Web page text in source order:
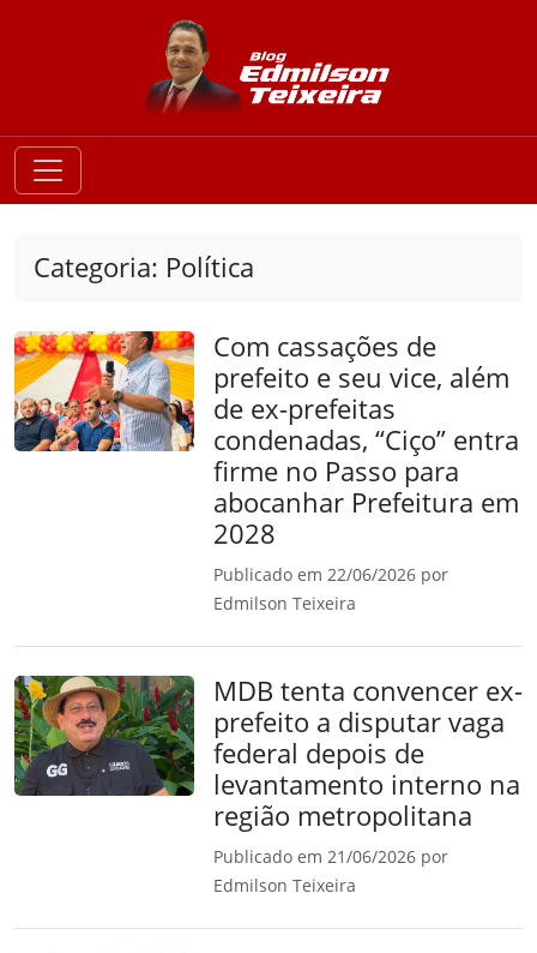
Categoria: Política
Com cassações de
prefeito e seu vice, além
de ex-prefeitas
condenadas, “Ciço” entra
firme no Passo para
abocanhar Prefeitura em
2028
Publicado em 22/06/2026 por
Edmilson Teixeira
MDB tenta convencer ex-
prefeito a disputar vaga
federal depois de
levantamento interno na
região metropolitana
Publicado em 21/06/2026 por
Edmilson Teixeira